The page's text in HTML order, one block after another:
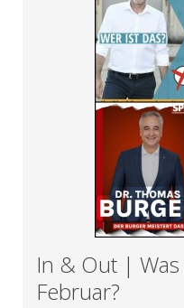
In & Out |
Februar?